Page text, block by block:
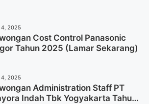
2025
Cost Control Panasonic
Tahun 2025 (Lamar Sekarang)
2025
Administration Staff PT
Indah Tbk Yogyakarta Tahun